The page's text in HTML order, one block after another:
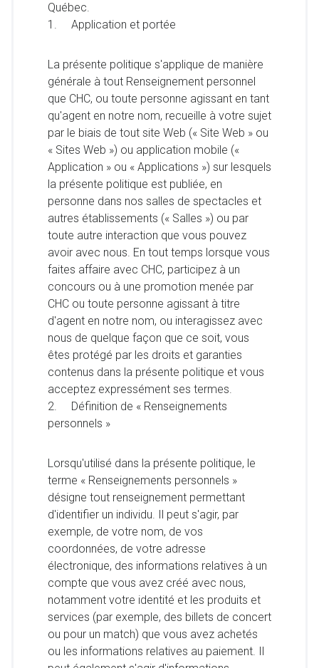
Québec.
1. Application et portée
La présente politique s'applique de manière
générale à tout Renseignement personnel
que CHC, ou toute personne agissant en tant
qu'agent en notre nom, recueille à votre sujet
par le biais de tout site Web (« Site Web » ou
« Sites Web ») ou application mobile («
Application » ou « Applications ») sur lesquels
la présente politique est publiée, en
personne dans nos salles de spectacles et
autres établissements (« Salles ») ou par
toute autre interaction que vous pouvez
avoir avec nous. En tout temps lorsque vous
faites affaire avec CHC, participez à un
concours ou à une promotion menée par
CHC ou toute personne agissant à titre
d'agent en notre nom, ou interagissez avec
nous de quelque façon que ce soit, vous
êtes protégé par les droits et garanties
contenus dans la présente politique et vous
acceptez expressément ses termes.
2. Définition de « Renseignements
personnels »
Lorsqu'utilisé dans la présente politique, le
terme « Renseignements personnels »
désigne tout renseignement permettant
d'identifier un individu. Il peut s'agir, par
exemple, de votre nom, de vos
coordonnées, de votre adresse
électronique, des informations relatives à un
compte que vous avez créé avec nous,
notamment votre identité et les produits et
services (par exemple, des billets de concert
ou pour un match) que vous avez achetés
ou les informations relatives au paiement. Il